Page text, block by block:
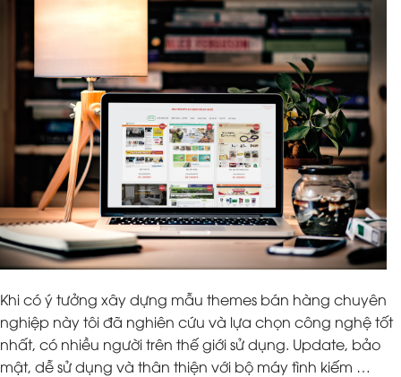
Khi có ý tưởng xây dựng mẫu themes bán hàng chuyên
nghiệp này tôi đã nghiên cứu và lựa chọn công nghệ tốt
nhất, có nhiều người trên thế giới sử dụng. Update, bảo
mật, dễ sử dụng và thân thiện với bộ máy tình kiếm …